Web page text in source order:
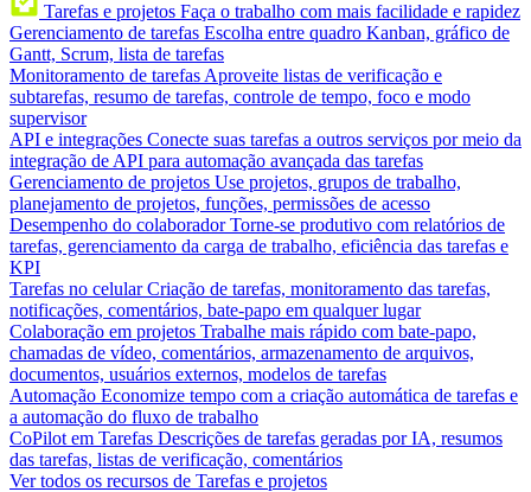
Tarefas e projetos Faça o trabalho com mais facilidade e rapidez
Gerenciamento de tarefas Escolha entre quadro Kanban, gráfico de
Gantt, Scrum, lista de tarefas
Monitoramento de tarefas Aproveite listas de verificação e
subtarefas, resumo de tarefas, controle de tempo, foco e modo
supervisor
API e integrações Conecte suas tarefas a outros serviços por meio da
integração de API para automação avançada das tarefas
Gerenciamento de projetos Use projetos, grupos de trabalho,
planejamento de projetos, funções, permissões de acesso
Desempenho do colaborador Torne-se produtivo com relatórios de
tarefas, gerenciamento da carga de trabalho, eficiência das tarefas e
KPI
Tarefas no celular Criação de tarefas, monitoramento das tarefas,
notificações, comentários, bate-papo em qualquer lugar
Colaboração em projetos Trabalhe mais rápido com bate-papo,
chamadas de vídeo, comentários, armazenamento de arquivos,
documentos, usuários externos, modelos de tarefas
Automação Economize tempo com a criação automática de tarefas e
a automação do fluxo de trabalho
CoPilot em Tarefas Descrições de tarefas geradas por IA, resumos
das tarefas, listas de verificação, comentários
Ver todos os recursos de Tarefas e projetos